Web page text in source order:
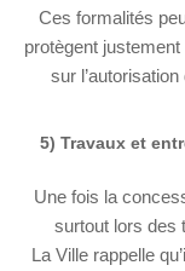
Ces formalités
protègent
sur
5) Travaux et
Une fois la
surtout lors des
La Ville rappelle